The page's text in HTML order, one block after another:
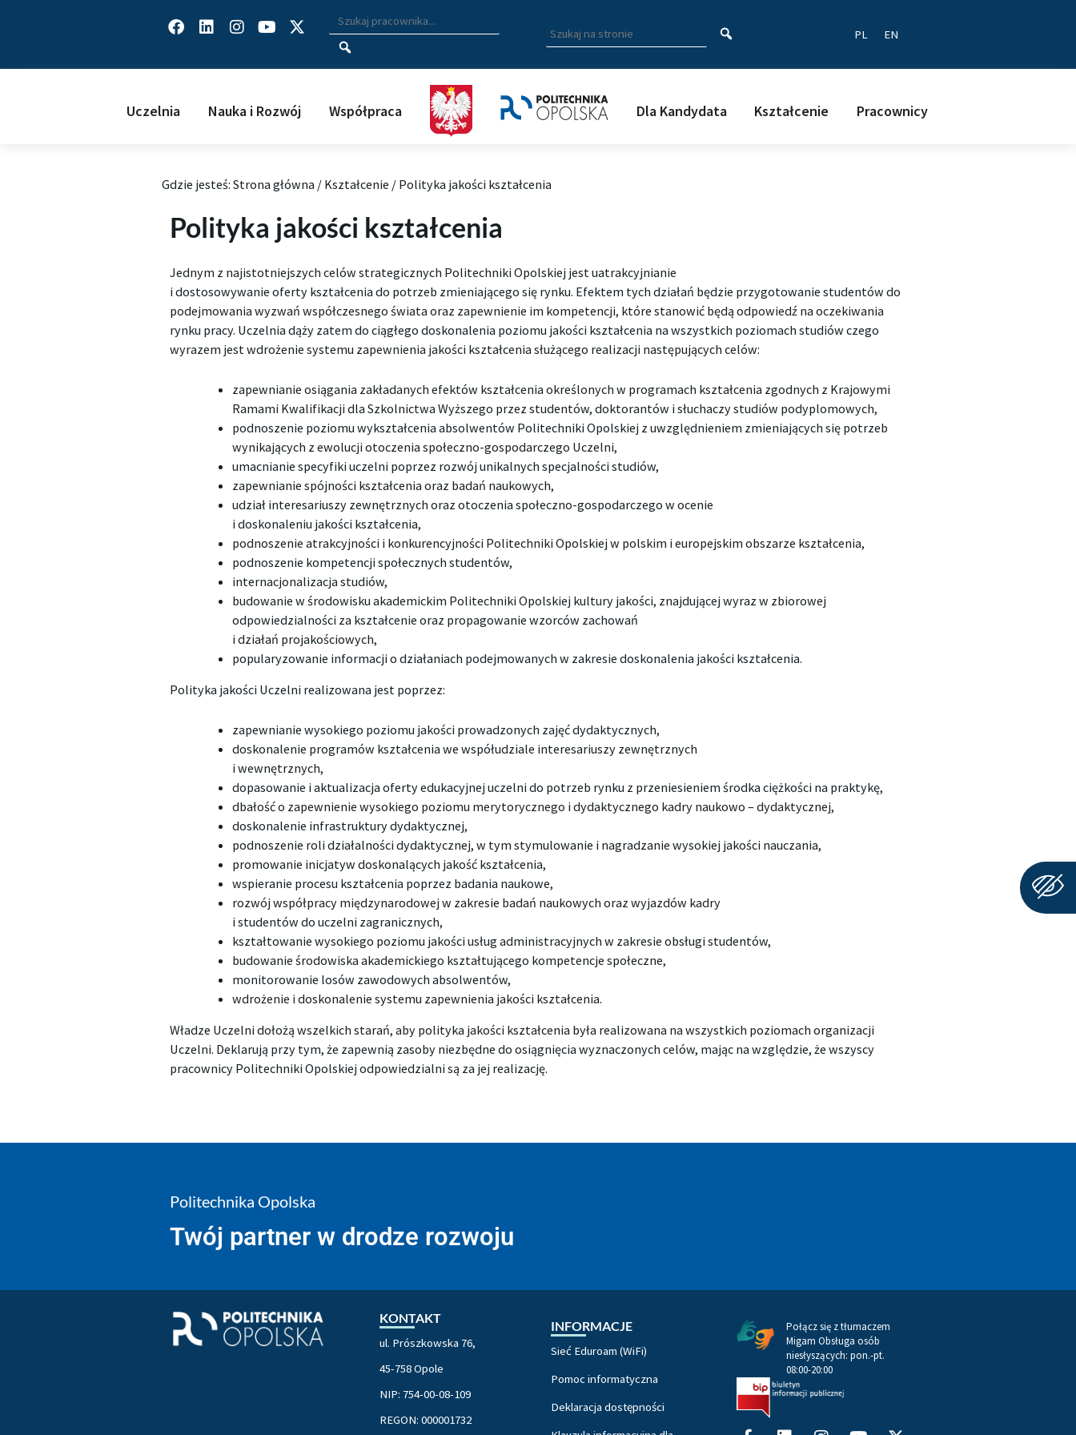
Facebook
LinkedinInstagram
Youtube
X-
twitterWyszukiwarka pracowników
Wpisz nazwisko, fragment nazwiska bądź imię pracownika aby wyszukać
Wpisz
szukaną
frazę
wyszukać
PL EN
Uczelnia Nauka i Rozwój Współpraca Dla Kandydata Kształcenie Pracownicy
Gdzie jesteś: Strona główna / Kształcenie / Polityka jakości kształcenia
Polityka jakości kształcenia
Jednym z najistotniejszych celów strategicznych Politechniki Opolskiej jest uatrakcyjnianie
i dostosowywanie oferty kształcenia do potrzeb zmieniającego się rynku. Efektem tych działań będzie przygotowanie studentów do
podejmowania wyzwań współczesnego świata oraz zapewnienie im kompetencji, które stanowić będą odpowiedź na oczekiwania
rynku pracy. Uczelnia dąży zatem do ciągłego doskonalenia poziomu jakości kształcenia na wszystkich poziomach studiów czego
wyrazem jest wdrożenie systemu zapewnienia jakości kształcenia służącego realizacji następujących celów:
zapewnianie osiągania zakładanych efektów kształcenia określonych w programach kształcenia zgodnych z Krajowymi
Ramami Kwalifikacji dla Szkolnictwa Wyższego przez studentów, doktorantów i słuchaczy studiów podyplomowych,
podnoszenie poziomu wykształcenia absolwentów Politechniki Opolskiej z uwzględnieniem zmieniających się potrzeb
wynikających z ewolucji otoczenia społeczno-gospodarczego Uczelni,
umacnianie specyfiki uczelni poprzez rozwój unikalnych specjalności studiów,
zapewnianie spójności kształcenia oraz badań naukowych,
udział interesariuszy zewnętrznych oraz otoczenia społeczno-gospodarczego w ocenie
i doskonaleniu jakości kształcenia,
podnoszenie atrakcyjności i konkurencyjności Politechniki Opolskiej w polskim i europejskim obszarze kształcenia,
podnoszenie kompetencji społecznych studentów,
internacjonalizacja studiów,
budowanie w środowisku akademickim Politechniki Opolskiej kultury jakości, znajdującej wyraz w zbiorowej
odpowiedzialności za kształcenie oraz propagowanie wzorców zachowań
i działań projakościowych,
popularyzowanie informacji o działaniach podejmowanych w zakresie doskonalenia jakości kształcenia.
Polityka jakości Uczelni realizowana jest poprzez:
zapewnianie wysokiego poziomu jakości prowadzonych zajęć dydaktycznych,
doskonalenie programów kształcenia we współudziale interesariuszy zewnętrznych
i wewnętrznych,
dopasowanie i aktualizacja oferty edukacyjnej uczelni do potrzeb rynku z przeniesieniem środka ciężkości na praktykę,
dbałość o zapewnienie wysokiego poziomu merytorycznego i dydaktycznego kadry naukowo – dydaktycznej,
doskonalenie infrastruktury dydaktycznej,
podnoszenie roli działalności dydaktycznej, w tym stymulowanie i nagradzanie wysokiej jakości nauczania,
promowanie inicjatyw doskonalących jakość kształcenia,
wspieranie procesu kształcenia poprzez badania naukowe,
rozwój współpracy międzynarodowej w zakresie badań naukowych oraz wyjazdów kadry
i studentów do uczelni zagranicznych,
kształtowanie wysokiego poziomu jakości usług administracyjnych w zakresie obsługi studentów,
budowanie środowiska akademickiego kształtującego kompetencje społeczne,
monitorowanie losów zawodowych absolwentów,
wdrożenie i doskonalenie systemu zapewnienia jakości kształcenia.
Władze Uczelni dołożą wszelkich starań, aby polityka jakości kształcenia była realizowana na wszystkich poziomach organizacji
Uczelni. Deklarują przy tym, że zapewnią zasoby niezbędne do osiągnięcia wyznaczonych celów, mając na względzie, że wszyscy
pracownicy Politechniki Opolskiej odpowiedzialni są za jej realizację.
Politechnika Opolska
Twój partner w drodze rozwoju
KONTAKT
ul. Prószkowska 76,
45-758 Opole
NIP: 754-00-08-109
REGON: 000001732
INFORMACJE
Sieć Eduroam (WiFi)
Pomoc informatyczna
Deklaracja dostępności
Połącz się z tłumaczem
Migam Obsługa osób
niesłyszących: pon.-pt.
08:00-20:00
Facebook-LinkedinInstagram